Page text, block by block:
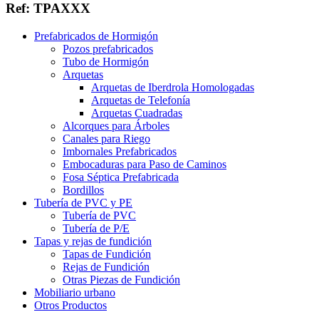
Ref: TPAXXX
Prefabricados de Hormigón
Pozos prefabricados
Tubo de Hormigón
Arquetas
Arquetas de Iberdrola Homologadas
Arquetas de Telefonía
Arquetas Cuadradas
Alcorques para Árboles
Canales para Riego
Imbornales Prefabricados
Embocaduras para Paso de Caminos
Fosa Séptica Prefabricada
Bordillos
Tubería de PVC y PE
Tubería de PVC
Tubería de P/E
Tapas y rejas de fundición
Tapas de Fundición
Rejas de Fundición
Otras Piezas de Fundición
Mobiliario urbano
Otros Productos